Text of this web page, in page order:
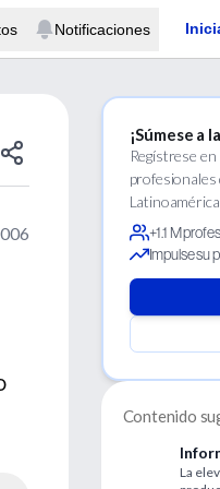
Notificaciones
¡Súmese a
Regístrese
profesionales
+1.1 M
Impulse su
Contenido
las
La